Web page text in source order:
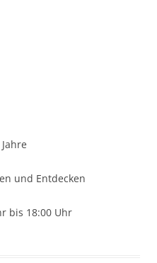
und Entdecken
bis 18:00 Uhr